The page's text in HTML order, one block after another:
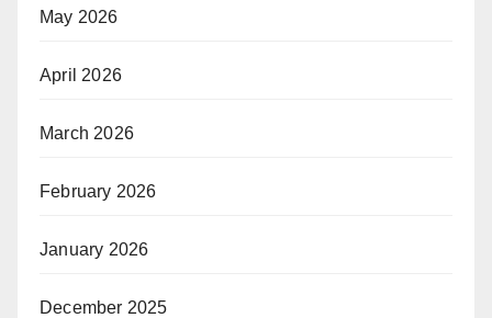
May 2026
April 2026
March 2026
February 2026
January 2026
December 2025